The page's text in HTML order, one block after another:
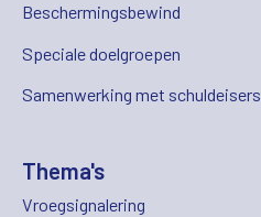
Beschermingsbewind
Speciale doelgroepen
Samenwerking met schuldeisers
Thema's
Vroegsignalering